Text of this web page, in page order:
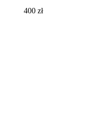
400 zł